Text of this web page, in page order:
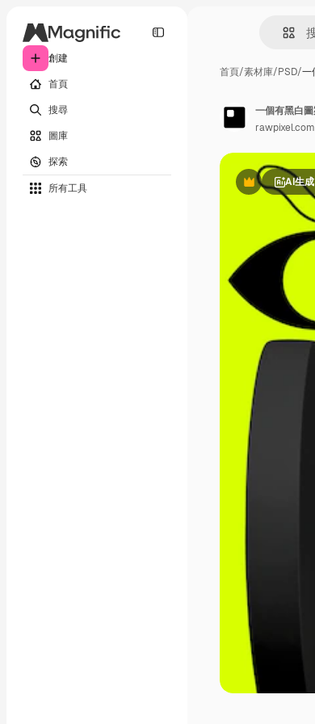
創建
首頁
搜尋
圖庫
探索
所有工具
首頁/素材庫/PSD/一
PremiumAI生成
一個有黑白
rawpixel.com